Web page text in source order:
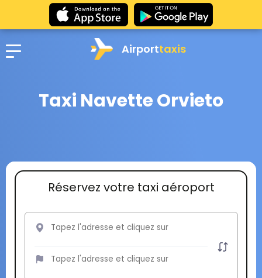
Airporttaxis
Taxi Navette Orvieto
Réservez votre taxi aéroport